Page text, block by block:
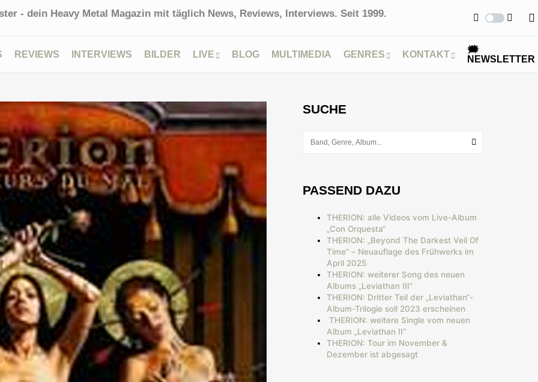
- dein Heavy Metal Magazin mit täglich News, Reviews, Interviews. Seit 1999.
REVIEWS INTERVIEWS BILDER LIVE BLOG MULTIMEDIA GENRES KONTAKT
🗯
NEWSLETTER
SUCHE
PASSEND DAZU
THERION: alle Videos vom Live-Album
„Con Orquesta“
THERION: „Beyond The Darkest Veil Of
Time“ – Neuauflage des Frühwerks im
April 2025
THERION: weiterer Song des neuen
Albums „Leviathan III“
THERION: Dritter Teil der „Leviathan“-
Album-Trilogie soll 2023 erscheinen
THERION: weitere Single vom neuen
Album „Leviathan II“
THERION: Tour im November &
Dezember ist abgesagt